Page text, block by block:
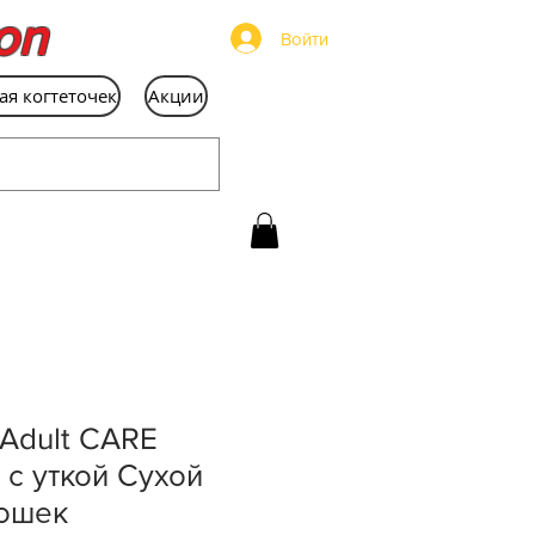
Войти
когтеточек Акции
CARE
с уткой Сухой